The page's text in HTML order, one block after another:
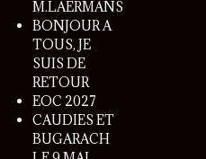
M.LAERMANS
BONJOUR A
TOUS, JE
SUIS DE
RETOUR
EOC 2027
CAUDIES ET
BUGARACH